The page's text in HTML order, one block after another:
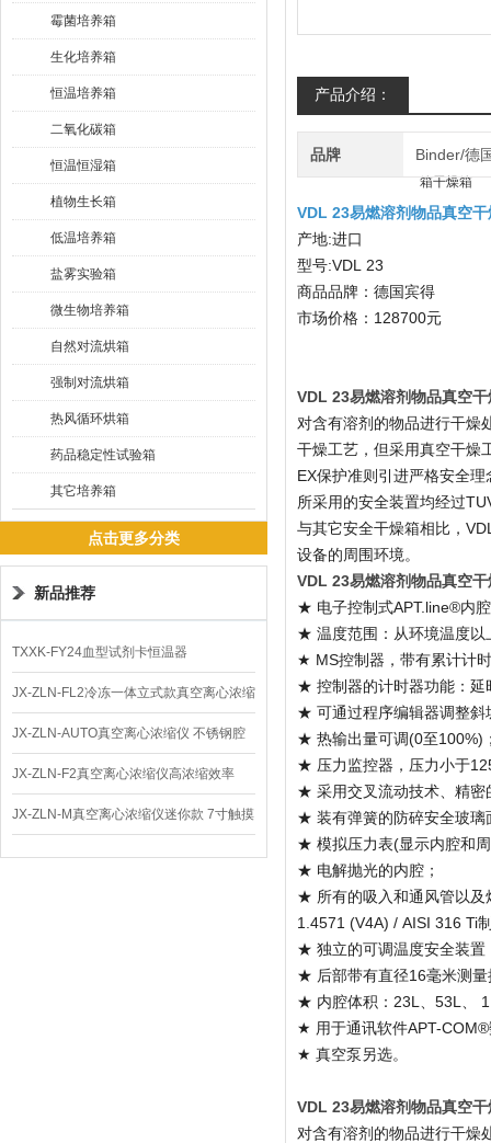
霉菌培养箱
生化培养箱
恒温培养箱
二氧化碳箱
恒温恒湿箱
植物生长箱
低温培养箱
盐雾实验箱
微生物培养箱
自然对流烘箱
强制对流烘箱
热风循环烘箱
药品稳定性试验箱
其它培养箱
点击更多分类
新品推荐
TXXK-FY24血型试剂卡恒温器
JX-ZLN-FL2冷冻一体立式款真空离心浓缩
仪 低温功能
JX-ZLN-AUTO真空离心浓缩仪 不锈钢腔
体
JX-ZLN-F2真空离心浓缩仪高浓缩效率
JX-ZLN-M真空离心浓缩仪迷你款 7寸触摸
屏
产品介绍：
品牌 Binder/德
VDL 23易燃溶剂物品真空干
产地:进口
型号:VDL 23
商品品牌：德国宾得
市场价格：128700元
VDL 23易燃溶剂物品真空
对含有溶剂的物品进行干燥
干燥工艺，但采用真空干燥
EX保护准则引进严格安全
所采用的安全装置均经过
与其它安全干燥箱相比，
设备的周围环境。
VDL 23易燃溶剂物品真空
★ 电子控制式APT.line®内
★ 温度范围：从环境温度以
★ MS控制器，带有累计计
★ 控制器的计时器功能：延
★ 可通过程序编辑器调整斜
★ 热输出量可调(0至100%)
★ 压力监控器，压力小于
★ 采用交叉流动技术、精密
★ 装有弹簧的防碎安全玻璃
★ 模拟压力表(显示内腔和
★ 电解抛光的内腔；
★ 所有的吸入和通风管以及
1.4571 (V4A) / AISI 316 Ti
★ 独立的可调温度安全装置
★ 后部带有直径16毫米测量
★ 内腔体积：23L、53L、
★ 用于通讯软件APT-
★ 真空泵另选。
VDL 23易燃溶剂物品真空
对含有溶剂的物品进行干燥